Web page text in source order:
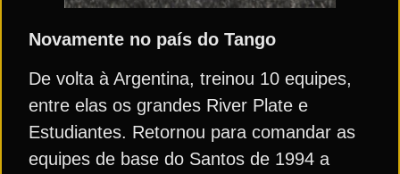
Novamente no país do Tango
De volta à Argentina, treinou 10 equipes,
entre elas os grandes River Plate e
Estudiantes. Retornou para comandar as
equipes de base do Santos de 1994 a